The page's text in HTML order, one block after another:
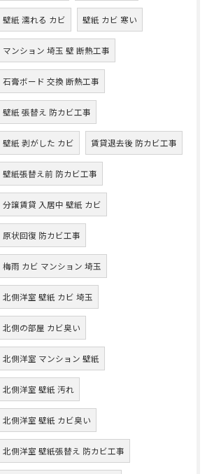
壁紙 濡れる カビ 壁紙 カビ 寒い
マンション 埼玉 壁 断熱工事
石膏ボード 交換 断熱工事
壁紙 張替え 防カビ工事
壁紙 剥がした カビ 賃貸退去後 防カビ工事
壁紙張替え前 防カビ工事
分譲賃貸 入居中 壁紙 カビ
原状回復 防カビ工事
梅雨 カビ マンション 埼玉
北側洋室 壁紙 カビ 埼玉
北側の部屋 カビ臭い
北側洋室 マンション 壁紙
北側洋室 壁紙 汚れ
北側洋室 壁紙 カビ臭い
北側洋室 壁紙張替え 防カビ工事